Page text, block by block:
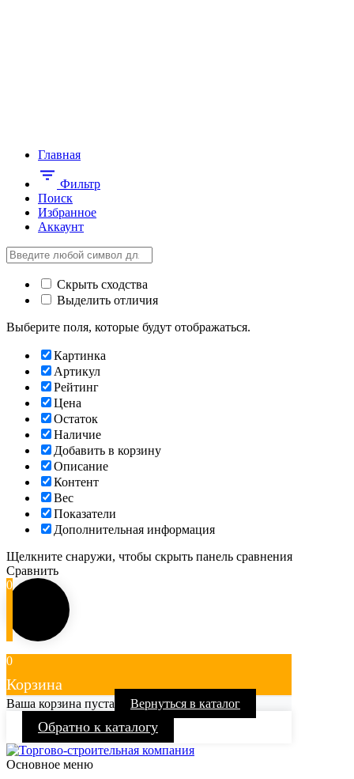
Главная
Фильтр
Поиск
Избранное
Аккаунт
Скрыть сходства
Выделить отличия
Выберите поля, которые будут отображаться.
Картинка
Артикул
Рейтинг
Цена
Остаток
Наличие
Добавить в корзину
Описание
Контент
Вес
Показатели
Дополнительная информация
Щелкните снаружи, чтобы скрыть панель сравнения
Сравнить
0
0
Корзина
Ваша корзина пуста Вернуться в каталог
Обратно к каталогу
Основное меню